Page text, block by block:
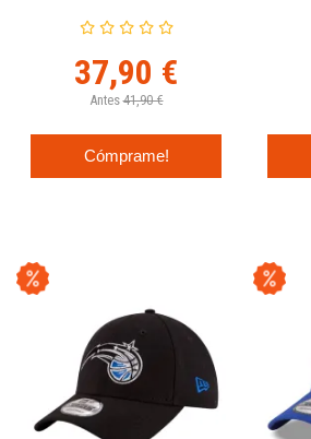
Era
37,90 €
Antes 41,90 €
Cómprame!